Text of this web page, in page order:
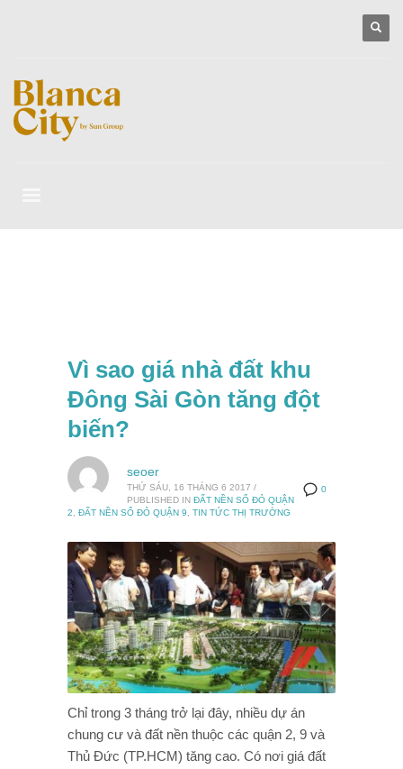
Vì sao giá nhà đất khu
Đông Sài Gòn tăng đột
biến?
0
seoer
THỨ SÁU, 16 THÁNG 6 2017 /
PUBLISHED IN ĐẤT NỀN SỔ ĐỎ QUẬN
2
ĐẤT NỀN SỔ ĐỎ QUẬN 9 TIN TỨC THỊ TRƯỜNG
Chỉ trong 3 tháng trở lại đây, nhiều dự án
chung cư và đất nền thuộc các quận 2, 9 và
Thủ Đức (TP.HCM) tăng cao. Có nơi giá đất